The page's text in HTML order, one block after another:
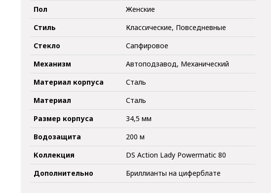
Пол
Женские
Стиль
Классические, Повседневные
Стекло
Сапфировое
Механизм
Автоподзавод, Механический
Материал корпуса
Сталь
Материал
Сталь
Размер корпуса
34,5 мм
Водозащита
200 м
Коллекция
DS Action Lady Powermatic 80
Дополнительно
Бриллианты на циферблате